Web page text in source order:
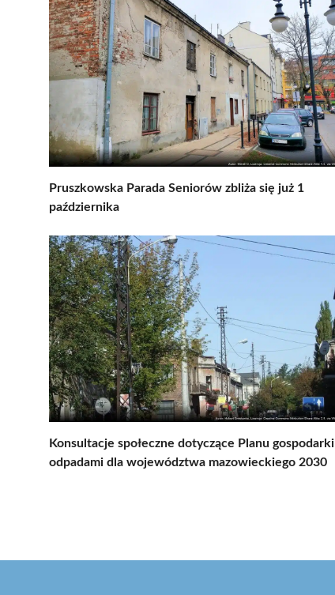
Pruszkowska Parada Seniorów zbliża się już 1
października
Konsultacje społeczne dotyczące Planu gospodarki
odpadami dla województwa mazowieckiego 2030